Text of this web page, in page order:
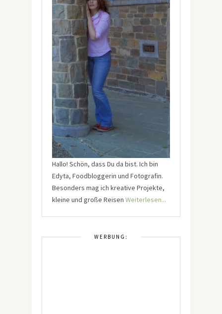
Hallo! Schön, dass Du da bist. Ich bin
Edyta, Foodbloggerin und Fotografin.
Besonders mag ich kreative Projekte,
kleine und große Reisen Weiterlesen...
WERBUNG: